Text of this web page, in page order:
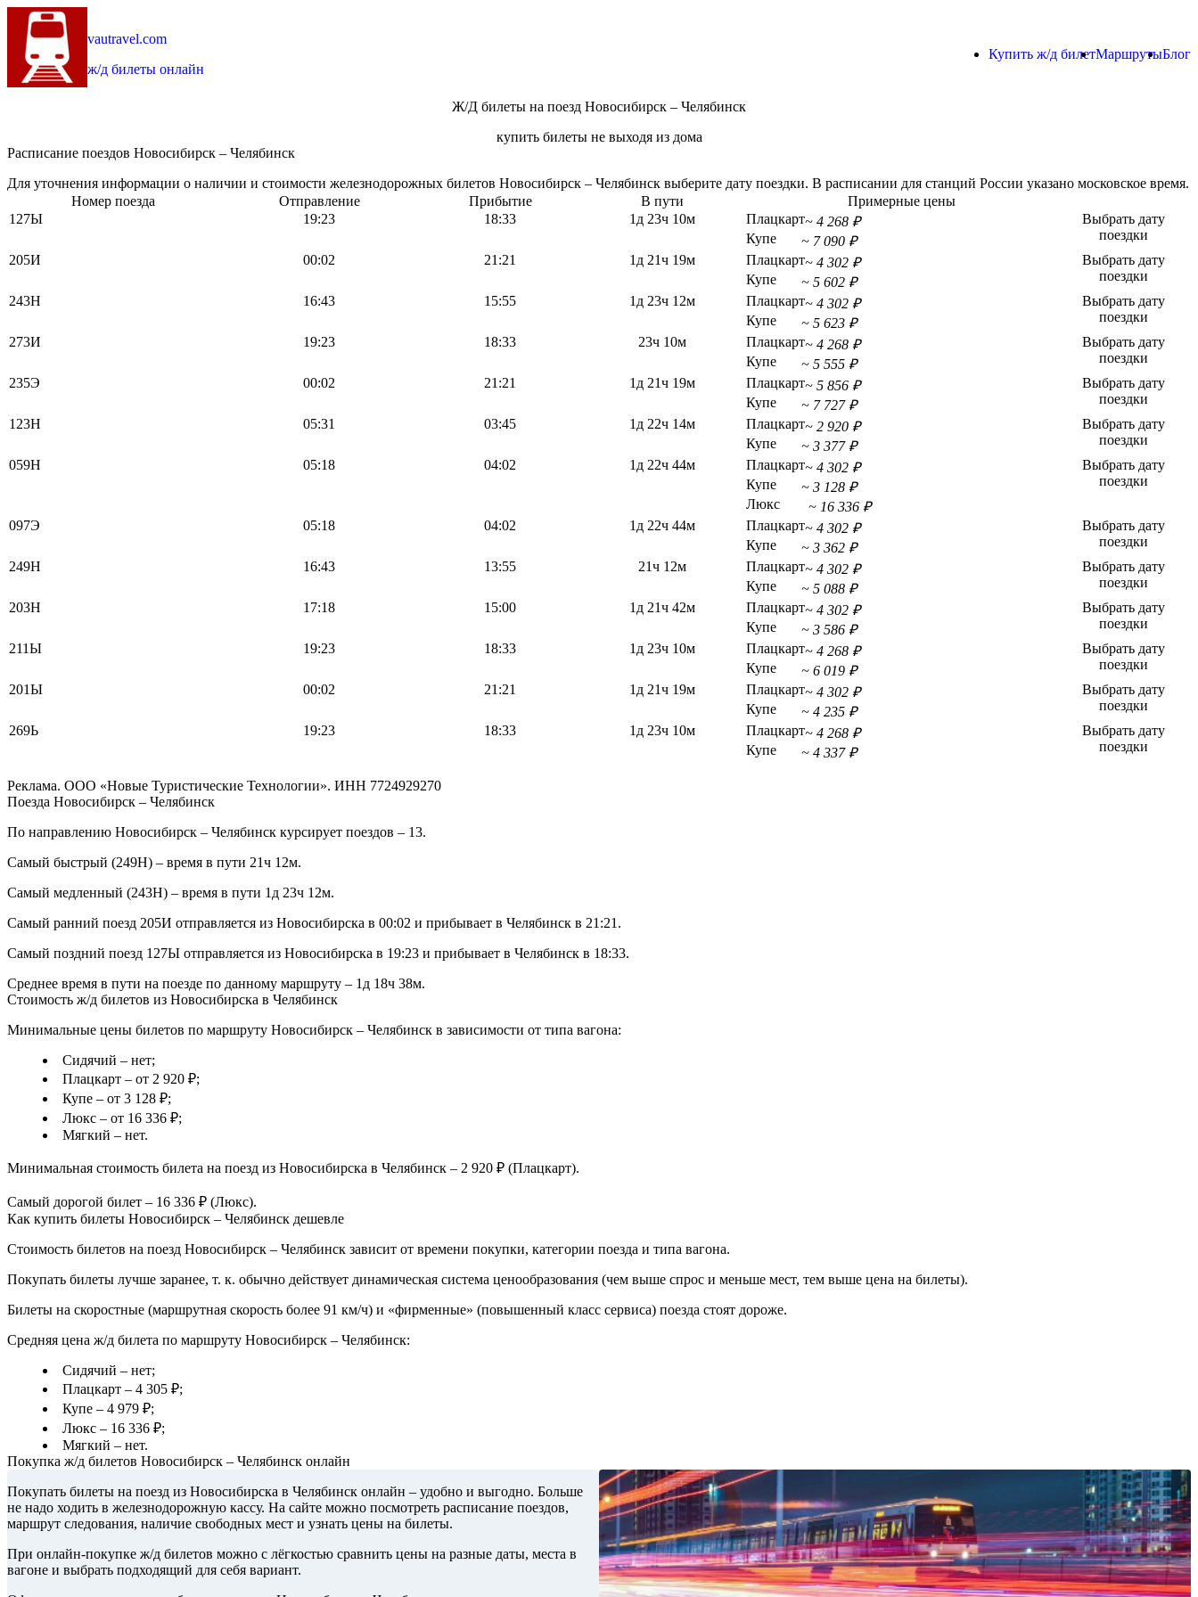
vautravel.com
ж/д билеты онлайн
Купить ж/д билетМаршрутыБлог
Ж/Д билеты на поезд Новосибирск – Челябинск
купить билеты не выходя из дома
Расписание поездов Новосибирск – Челябинск
Для уточнения информации о наличии и стоимости железнодорожных билетов Новосибирск – Челябинск выберите дату поездки. В расписании для станций России указано московское время.
Номер поезда
Отправление Прибытие В пути
Примерные цены
127Ы
19:23 18:33 1д 23ч 10м Плацкарт~ 4 268 ₽
Купе
~ 7 090 ₽
Выбрать дату
поездки
205И
00:02 21:21 1д 21ч 19м Плацкарт~ 4 302 ₽
Купе
~ 5 602 ₽
Выбрать дату
поездки
243Н
16:43 15:55 1д 23ч 12м Плацкарт~ 4 302 ₽
Купе
~ 5 623 ₽
Выбрать дату
поездки
273И
19:23 18:33 23ч 10м Плацкарт~ 4 268 ₽
Купе
~ 5 555 ₽
Выбрать дату
поездки
235Э
00:02 21:21 1д 21ч 19м Плацкарт~ 5 856 ₽
Купе
~ 7 727 ₽
Выбрать дату
поездки
123Н
05:31 03:45 1д 22ч 14м Плацкарт~ 2 920 ₽
Купе
~ 3 377 ₽
Выбрать дату
поездки
059Н
05:18 04:02 1д 22ч 44м Плацкарт~ 4 302 ₽
Купе
~ 3 128 ₽
Люкс
~ 16 336 ₽
Выбрать дату
поездки
097Э 05:18 04:02 1д 22ч 44м Плацкарт~ 4 302 ₽
Купе
~ 3 362 ₽
Выбрать дату
поездки
249Н
16:43 13:55 21ч 12м Плацкарт~ 4 302 ₽
Купе
~ 5 088 ₽
Выбрать дату
поездки
203Н
17:18 15:00 1д 21ч 42м Плацкарт~ 4 302 ₽
Купе
~ 3 586 ₽
Выбрать дату
поездки
211Ы
19:23 18:33 1д 23ч 10м Плацкарт~ 4 268 ₽
Купе
~ 6 019 ₽
Выбрать дату
поездки
201Ы
00:02 21:21 1д 21ч 19м Плацкарт~ 4 302 ₽
Купе
~ 4 235 ₽
Выбрать дату
поездки
269Ь
19:23 18:33 1д 23ч 10м Плацкарт~ 4 268 ₽
Купе
~ 4 337 ₽
Выбрать дату
поездки
Реклама. ООО «Новые Туристические Технологии». ИНН 7724929270
Поезда Новосибирск – Челябинск
По направлению Новосибирск – Челябинск курсирует поездов – 13.
Самый быстрый (249Н) – время в пути 21ч 12м.
Самый медленный (243Н) – время в пути 1д 23ч 12м.
Самый ранний поезд 205И отправляется из Новосибирска в 00:02 и прибывает в Челябинск в 21:21.
Самый поздний поезд 127Ы отправляется из Новосибирска в 19:23 и прибывает в Челябинск в 18:33.
Среднее время в пути на поезде по данному маршруту – 1д 18ч 38м.
Стоимость ж/д билетов из Новосибирска в Челябинск
Минимальные цены билетов по маршруту Новосибирск – Челябинск в зависимости от типа вагона:
Сидячий – нет;
Плацкарт – от 2 920 ₽;
Купе – от 3 128 ₽;
Люкс – от 16 336 ₽;
Мягкий – нет.
Минимальная стоимость билета на поезд из Новосибирска в Челябинск – 2 920 ₽ (Плацкарт).
Самый дорогой билет – 16 336 ₽ (Люкс).
Как купить билеты Новосибирск – Челябинск дешевле
Стоимость билетов на поезд Новосибирск – Челябинск зависит от времени покупки, категории поезда и типа вагона.
Покупать билеты лучше заранее, т. к. обычно действует динамическая система ценообразования (чем выше спрос и меньше мест, тем выше цена на билеты).
Билеты на скоростные (маршрутная скорость более 91 км/ч) и «фирменные» (повышенный класс сервиса) поезда стоят дороже.
Средняя цена ж/д билета по маршруту Новосибирск – Челябинск:
Сидячий – нет;
Плацкарт – 4 305 ₽;
Купе – 4 979 ₽;
Люкс – 16 336 ₽;
Мягкий – нет.
Покупка ж/д билетов Новосибирск – Челябинск онлайн
Покупать билеты на поезд из Новосибирска в Челябинск онлайн – удобно и выгодно. Больше
не надо ходить в железнодорожную кассу. На сайте можно посмотреть расписание поездов,
маршрут следования, наличие свободных мест и узнать цены на билеты.
При онлайн-покупке ж/д билетов можно с лёгкостью сравнить цены на разные даты, места в
вагоне и выбрать подходящий для себя вариант.